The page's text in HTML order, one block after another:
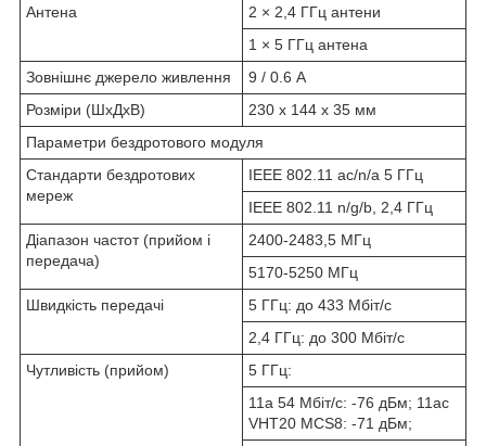
Антена
2 × 2,4 ГГц антени
1 × 5 ГГц антена
Зовнішнє джерело живлення
9 / 0.6 А
Розміри (ШхДхВ)
230 x 144 x 35 мм
Параметри бездротового модуля
Стандарти бездротових
мереж
IEEE 802.11 ac/n/a 5 ГГц
IEEE 802.11 n/g/b, 2,4 ГГц
Діапазон частот (прийом і
передача)
2400-2483,5 МГц
5170-5250 МГц
Швидкість передачі
5 ГГц: до 433 Мбіт/с
2,4 ГГц: до 300 Мбіт/с
Чутливість (прийом)
5 ГГц:
11a 54 Мбіт/с: -76 дБм; 11ac
VHT20 MCS8: -71 дБм;